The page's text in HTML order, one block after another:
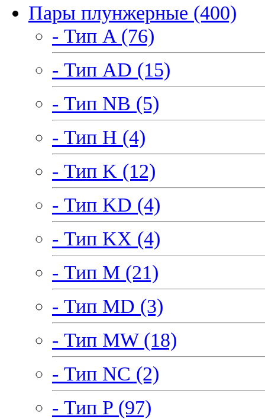
Пары плунжерные (400)
- Тип A (76)
- Тип AD (15)
- Тип NB (5)
- Тип H (4)
- Тип K (12)
- Тип KD (4)
- Тип KX (4)
- Тип M (21)
- Тип MD (3)
- Тип MW (18)
- Тип NC (2)
- Тип P (97)